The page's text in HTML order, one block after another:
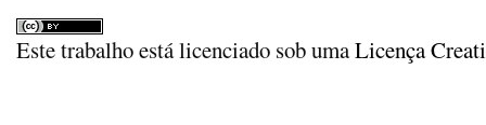
Este trabalho está licenciado sob umaLicença